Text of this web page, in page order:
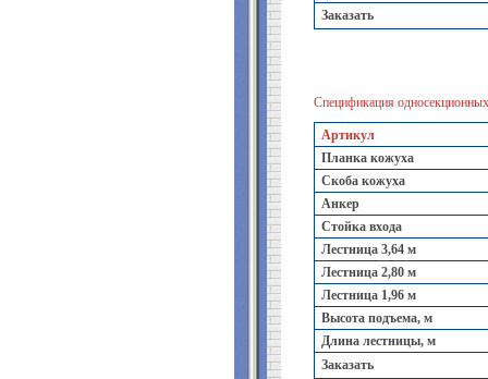
Заказать
Спецификация
Артикул
Планка кожуха
Скоба кожуха
Анкер
Стойка входа
Лестница 3,64 м
Лестница 2,80 м
Лестница 1,96 м
Высота подъема, м
Длина лестницы, м
Заказать